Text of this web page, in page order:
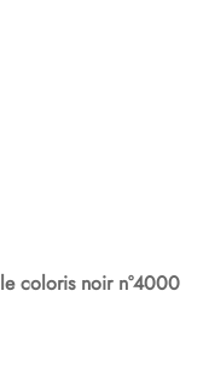
le coloris noir n°4000